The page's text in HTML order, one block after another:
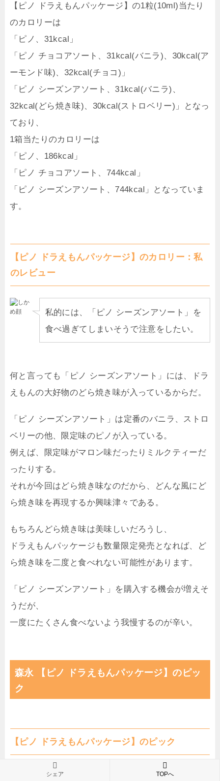
【ピノ ドラえもんパッケージ】の1粒(10ml)当たり
のカロリーは
「ピノ、31kcal」
「ピノ チョコアソート、31kcal(バニラ)、30kcal(ア
ーモンド味)、32kcal(チョコ)」
「ピノ シーズンアソート、31kcal(バニラ)、
32kcal(どら焼き味)、30kcal(ストロベリー)」となっ
ており、
1箱当たりのカロリーは
「ピノ、186kcal」
「ピノ チョコアソート、744kcal」
「ピノ シーズンアソート、744kcal」となっていま
す。
【ピノ ドラえもんパッケージ】のカロリー：私
のレビュー
私的には、「ピノ シーズンアソート」を
食べ過ぎてしまいそうで注意をしたい。
何と言っても「ピノ シーズンアソート」には、ドラ
えもんの大好物のどら焼き味が入っているからだ。
「ピノ シーズンアソート」は定番のバニラ、ストロ
ベリーの他、限定味のピノが入っている。
例えば、限定味がマロン味だったりミルクティーだ
ったりする。
それが今回はどら焼き味なのだから、どんな風にど
ら焼き味を再現するか興味津々である。
もちろんどら焼き味は美味しいだろうし、
ドラえもんパッケージも数量限定発売となれば、ど
ら焼き味を二度と食べれない可能性があります。
「ピノ シーズンアソート」を購入する機会が増えそ
うだが、
一度にたくさん食べないよう我慢するのが辛い。
森永 【ピノ ドラえもんパッケージ】のピッ
ク
【ピノ ドラえもんパッケージ】のピック
シェア TOPへ